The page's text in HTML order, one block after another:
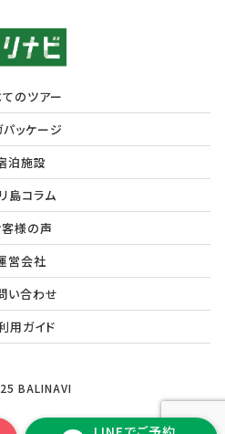
のツアー
パッケージ
泊施設
島コラム
客様の声
営会社
い合わせ
用ガイド
BALINAVI